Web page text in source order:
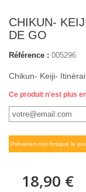
CHIKUN-
DE GO
Référence : 005296
Chikun- Keiji-
Ce produit n'est plus
Prévenez-moi lorsque le
18,90 €